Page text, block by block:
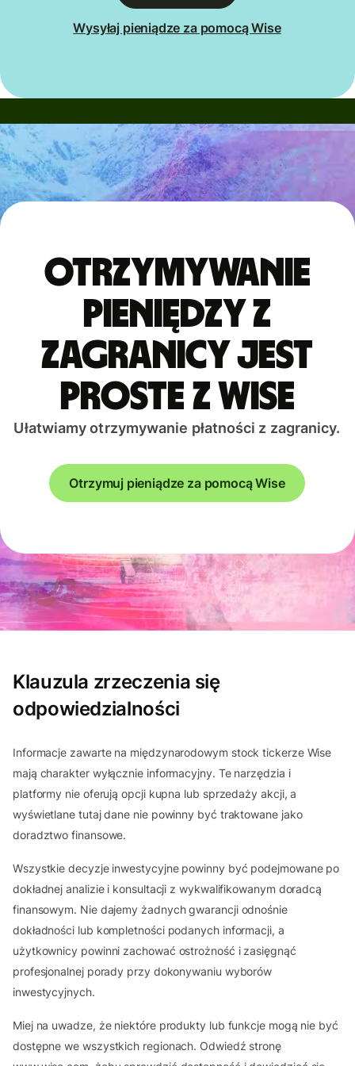
Wysyłaj pieniądze za pomocą Wise
Otrzymywanie
pieniędzy z
zagranicy jest
proste z Wise
Ułatwiamy otrzymywanie płatności z zagranicy.
Otrzymuj pieniądze za pomocą Wise
Klauzula zrzeczenia się
odpowiedzialności
Informacje zawarte na międzynarodowym stock tickerze Wise
mają charakter wyłącznie informacyjny. Te narzędzia i
platformy nie oferują opcji kupna lub sprzedaży akcji, a
wyświetlane tutaj dane nie powinny być traktowane jako
doradztwo finansowe.
Wszystkie decyzje inwestycyjne powinny być podejmowane po
dokładnej analizie i konsultacji z wykwalifikowanym doradcą
finansowym. Nie dajemy żadnych gwarancji odnośnie
dokładności lub kompletności podanych informacji, a
użytkownicy powinni zachować ostrożność i zasięgnąć
profesjonalnej porady przy dokonywaniu wyborów
inwestycyjnych.
Miej na uwadze, że niektóre produkty lub funkcje mogą nie być
dostępne we wszystkich regionach. Odwiedź stronę